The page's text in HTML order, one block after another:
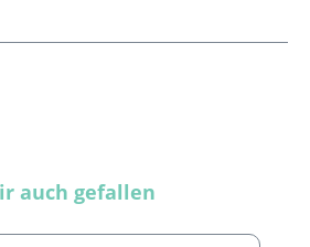
auch gefallen